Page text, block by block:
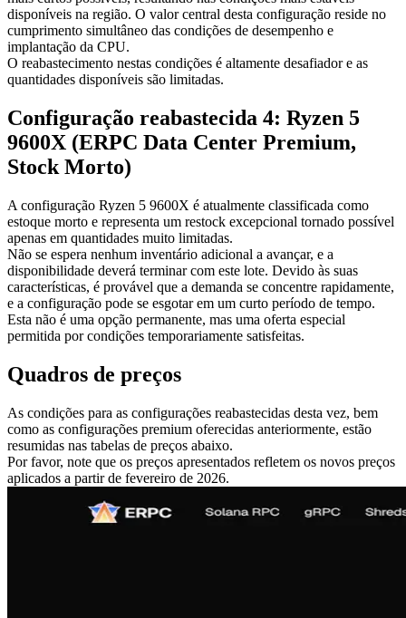
disponíveis na região. O valor central desta configuração reside no
cumprimento simultâneo das condições de desempenho e
implantação da CPU.
O reabastecimento nestas condições é altamente desafiador e as
quantidades disponíveis são limitadas.
Configuração reabastecida 4: Ryzen 5
9600X (ERPC Data Center Premium,
Stock Morto)
A configuração Ryzen 5 9600X é atualmente classificada como
estoque morto e representa um restock excepcional tornado possível
apenas em quantidades muito limitadas.
Não se espera nenhum inventário adicional a avançar, e a
disponibilidade deverá terminar com este lote. Devido às suas
características, é provável que a demanda se concentre rapidamente,
e a configuração pode se esgotar em um curto período de tempo.
Esta não é uma opção permanente, mas uma oferta especial
permitida por condições temporariamente satisfeitas.
Quadros de preços
As condições para as configurações reabastecidas desta vez, bem
como as configurações premium oferecidas anteriormente, estão
resumidas nas tabelas de preços abaixo.
Por favor, note que os preços apresentados refletem os novos preços
aplicados a partir de fevereiro de 2026.